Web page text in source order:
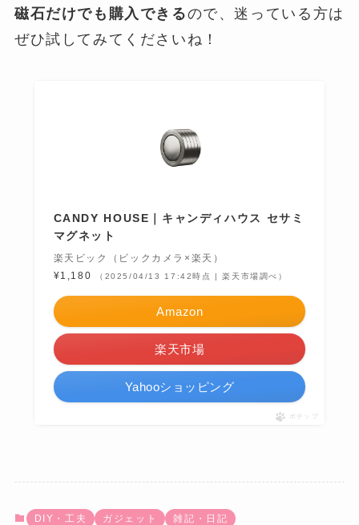
磁石だけでも購入できるので、迷っている方は
ぜひ試してみてくださいね！
CANDY HOUSE｜キャンディハウス セサミ
マグネット
楽天ビック（ビックカメラ×楽天）
¥1,180
（2025/04/13 17:42時点 | 楽天市場調べ）
Amazon
楽天市場
Yahooショッピング
ポチップ
DIY・工夫 ガジェット
雑記・日記